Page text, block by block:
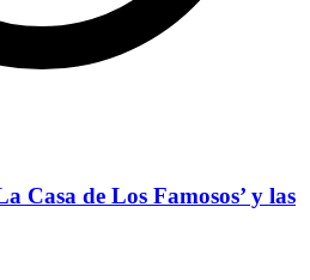
Casa de Los Famosos’ y las